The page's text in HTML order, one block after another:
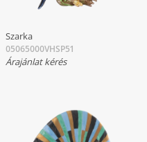
Szarka
05065000VHSP51
Árajánlat kérés